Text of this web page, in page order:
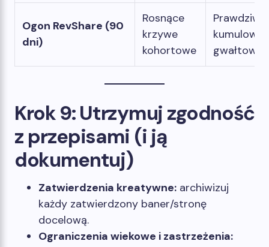
Ogon RevShare (90
dni)
Rosnące
krzywe
kohortowe
Prawdziwe
Krok 9: Utrzymuj zgodność
z przepisami (i ją
dokumentuj)
Zatwierdzenia kreatywne: archiwizuj
każdy zatwierdzony baner/stronę
docelową.
Ograniczenia wiekowe i zastrzeżenia: